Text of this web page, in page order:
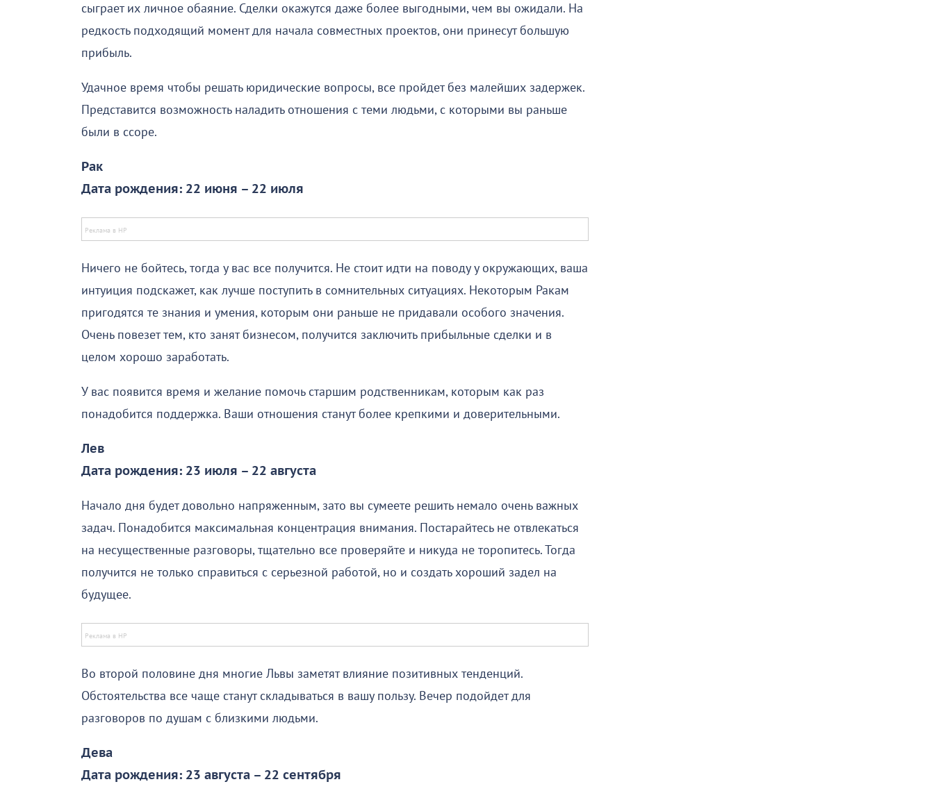
сыграет их личное обаяние. Сделки окажутся даже более выгодными, чем вы ожидали. На
редкость подходящий момент для начала совместных проектов, они принесут большую
прибыль.
Удачное время чтобы решать юридические вопросы, все пройдет без малейших задержек.
Представится возможность наладить отношения с теми людьми, с которыми вы раньше
были в ссоре.
Рак
Дата рождения: 22 июня – 22 июля
Ничего не бойтесь, тогда у вас все получится. Не стоит идти на поводу у окружающих, ваша
интуиция подскажет, как лучше поступить в сомнительных ситуациях. Некоторым Ракам
пригодятся те знания и умения, которым они раньше не придавали особого значения.
Очень повезет тем, кто занят бизнесом, получится заключить прибыльные сделки и в
целом хорошо заработать.
У вас появится время и желание помочь старшим родственникам, которым как раз
понадобится поддержка. Ваши отношения станут более крепкими и доверительными.
Лев
Дата рождения: 23 июля – 22 августа
Начало дня будет довольно напряженным, зато вы сумеете решить немало очень важных
задач. Понадобится максимальная концентрация внимания. Постарайтесь не отвлекаться
на несущественные разговоры, тщательно все проверяйте и никуда не торопитесь. Тогда
получится не только справиться с серьезной работой, но и создать хороший задел на
будущее.
Во второй половине дня многие Львы заметят влияние позитивных тенденций.
Обстоятельства все чаще станут складываться в вашу пользу. Вечер подойдет для
разговоров по душам с близкими людьми.
Дева
Дата рождения: 23 августа – 22 сентября